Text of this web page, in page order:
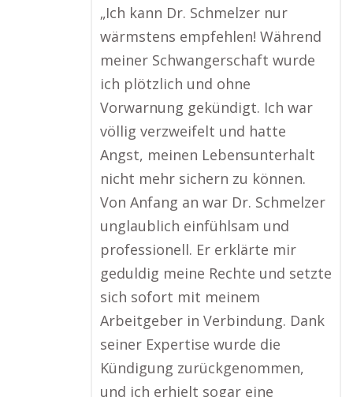
„Ich kann Dr. Schmelzer nur
wärmstens empfehlen! Während
meiner Schwangerschaft wurde
ich plötzlich und ohne
Vorwarnung gekündigt. Ich war
völlig verzweifelt und hatte
Angst, meinen Lebensunterhalt
nicht mehr sichern zu können.
Von Anfang an war Dr. Schmelzer
unglaublich einfühlsam und
professionell. Er erklärte mir
geduldig meine Rechte und setzte
sich sofort mit meinem
Arbeitgeber in Verbindung. Dank
seiner Expertise wurde die
Kündigung zurückgenommen,
und ich erhielt sogar eine